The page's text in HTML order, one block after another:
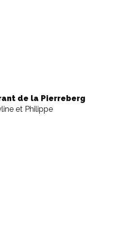
de la Pierreberg
et Philippe